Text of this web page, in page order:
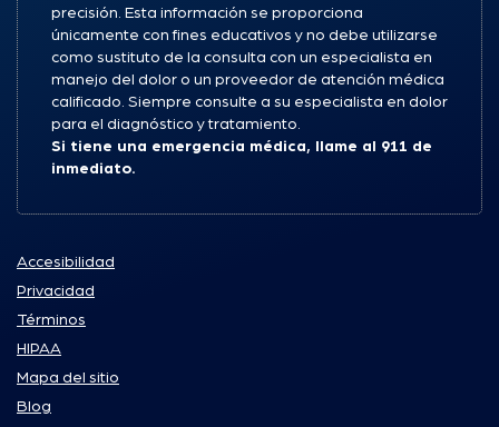
precisión. Esta información se proporciona
únicamente con fines educativos y no debe utilizarse
como sustituto de la consulta con un especialista en
manejo del dolor o un proveedor de atención médica
calificado. Siempre consulte a su especialista en dolor
para el diagnóstico y tratamiento.
Si tiene una emergencia médica, llame al 911 de
inmediato.
Accesibilidad
Privacidad
Términos
HIPAA
Mapa del sitio
Blog